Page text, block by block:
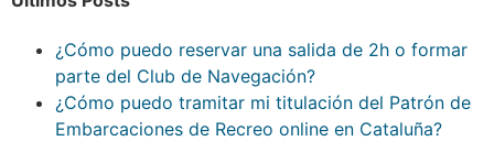
¿Cómo puedo reservar una salida de 2h o formar
parte del Club de Navegación?
¿Cómo puedo tramitar mi titulación del Patrón de
Embarcaciones de Recreo online en Cataluña?